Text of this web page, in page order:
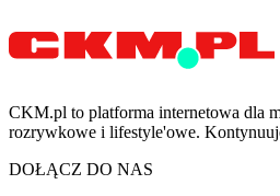
CKM.pl to platforma internetowa dla
rozrywkowe i lifestyle'owe.
DOŁĄCZ DO NAS